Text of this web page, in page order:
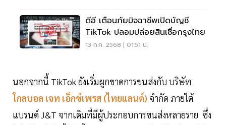
ดีอี เตือนภัยมิจฉาชีพเปิดบัญชี
TikTok ปลอมปล่อยสินเชื่อกรุงไทย
13 ก.ค. 2568 | 01:51 น.
นอกจากนี้ TikTok ยังเริ่มผูกขาดการขนส่งกับ บริษัท
โกลบอล เจท เอ็กซ์เพรส (ไทยแลนด์) จำกัด ภายใต้
แบรนด์ J&T จากเดิมที่มีผู้ประกอบการขนส่งหลายราย ซึ่ง